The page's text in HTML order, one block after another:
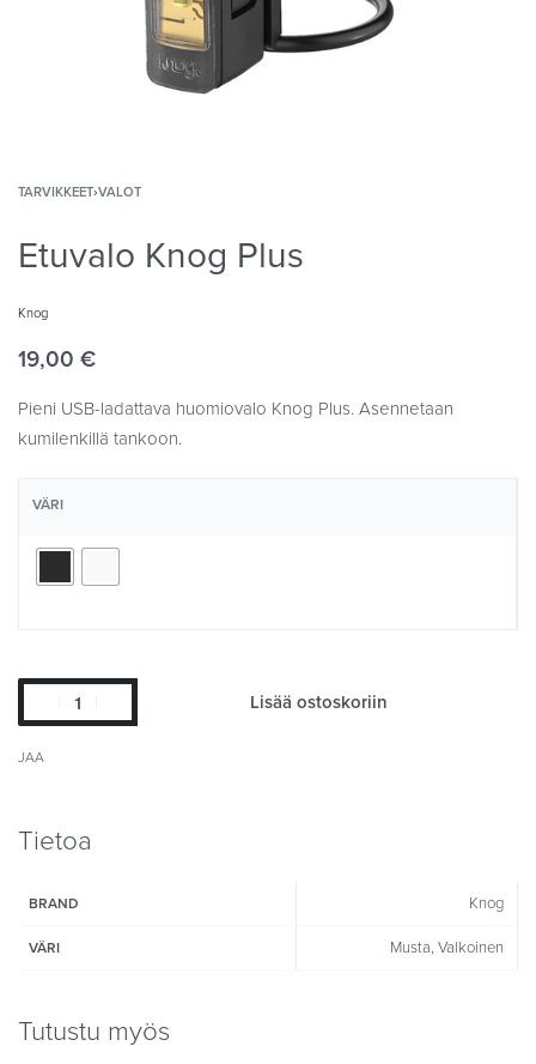
TARVIKKEET›VALOT
Etuvalo Knog Plus
Knog
19,00 €
Pieni USB-ladattava huomiovalo Knog Plus. Asennetaan
kumilenkillä tankoon.
VÄRI
Lisää ostoskoriin
JAA
Tietoa
BRAND Knog
VÄRI Musta, Valkoinen
Tutustu myös